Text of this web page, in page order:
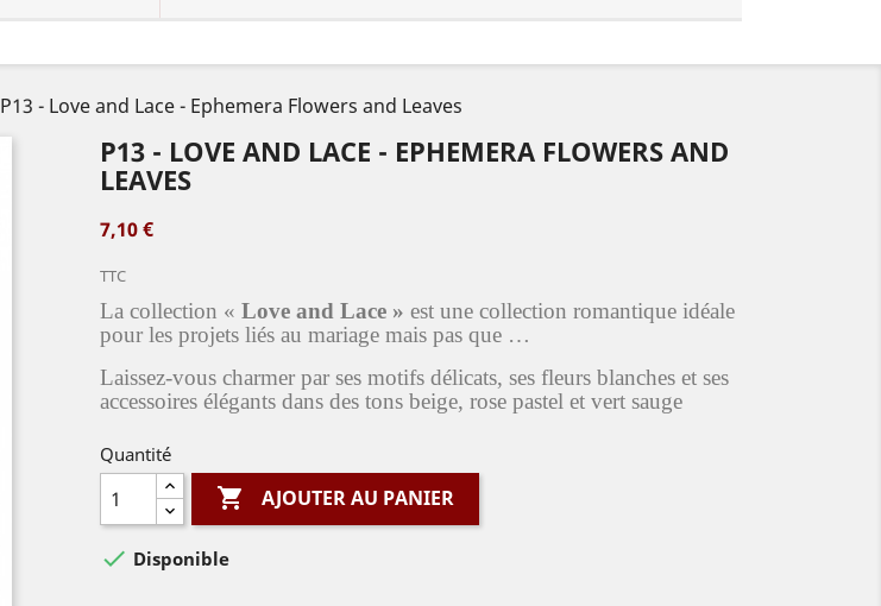
P13 - Love and Lace - Ephemera Flowers and Leaves
P13 - LOVE AND LACE - EPHEMERA FLOWERS AND
LEAVES
7,10 €
TTC
La collection « Love and Lace » est une collection romantique idéale
pour les projets liés au mariage mais pas que …
Laissez-vous charmer par ses motifs délicats, ses fleurs blanches et ses
accessoires élégants dans des tons beige, rose pastel et vert sauge
Quantité
 AJOUTER AU PANIER
 Disponible